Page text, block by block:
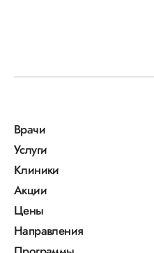
Врачи
Услуги
Клиники
Акции
Цены
Направления